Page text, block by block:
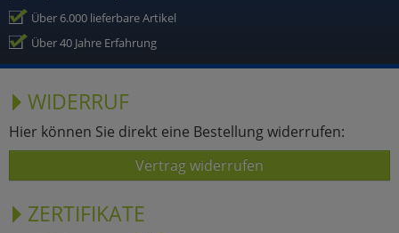
Über 6.000 lieferbare Artikel
Über 40 Jahre Erfahrung
WIDERRUF
Hier können Sie direkt eine Bestellung widerrufen:
Vertrag widerrufen
ZERTIFIKATE